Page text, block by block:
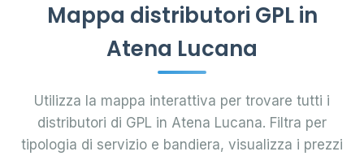
Mappa distributori GPL in
Atena Lucana
Utilizza la mappa interattiva per trovare tutti i
distributori di GPL in Atena Lucana. Filtra per
tipologia di servizio e bandiera, visualizza i prezzi